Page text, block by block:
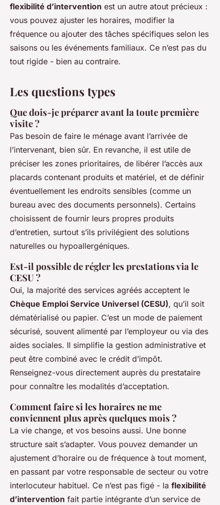
flexibilité d’intervention est un autre atout précieux :
vous pouvez ajuster les horaires, modifier la
fréquence ou ajouter des tâches spécifiques selon les
saisons ou les événements familiaux. Ce n’est pas du
tout rigide - bien au contraire.
Les questions types
Que dois-je préparer avant la toute première
visite ?
Pas besoin de faire le ménage avant l’arrivée de
l’intervenant, bien sûr. En revanche, il est utile de
préciser les zones prioritaires, de libérer l’accès aux
placards contenant produits et matériel, et de définir
éventuellement les endroits sensibles (comme un
bureau avec des documents personnels). Certains
choisissent de fournir leurs propres produits
d’entretien, surtout s’ils privilégient des solutions
naturelles ou hypoallergéniques.
Est-il possible de régler les prestations via le
CESU ?
Oui, la majorité des services agréés acceptent le
Chèque Emploi Service Universel (CESU), qu’il soit
dématérialisé ou papier. C’est un mode de paiement
sécurisé, souvent alimenté par l’employeur ou via des
aides sociales. Il simplifie la gestion administrative et
peut être combiné avec le crédit d’impôt.
Renseignez-vous directement auprès du prestataire
pour connaître les modalités d’acceptation.
Comment faire si les horaires ne me
conviennent plus après quelques mois ?
La vie change, et vos besoins aussi. Une bonne
structure sait s’adapter. Vous pouvez demander un
ajustement d’horaire ou de fréquence à tout moment,
en passant par votre responsable de secteur ou votre
interlocuteur habituel. Ce n’est pas figé - la flexibilité
d’intervention fait partie intégrante d’un service de